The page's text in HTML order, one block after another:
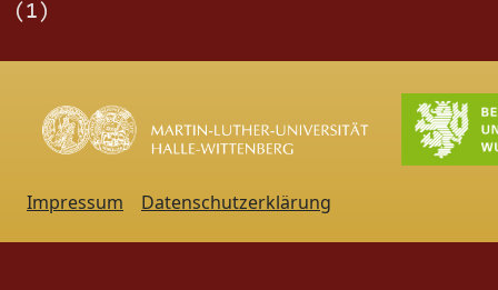
(1)
Impressum Datenschutzerklärung